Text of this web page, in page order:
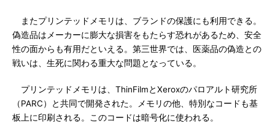
またプリンテッドメモリは、ブランドの保護にも利用できる。
偽造品はメーカーに膨大な損害をもたらす恐れがあるため、安全
性の面からも有用だといえる。第三世界では、医薬品の偽造との
戦いは、生死に関わる重大な問題となっている。
プリンテッドメモリは、ThinFilmとXeroxのパロアルト研究所
（PARC）と共同で開発された。メモリの他、特別なコードも基
板上に印刷される。このコードは暗号化に使われる。